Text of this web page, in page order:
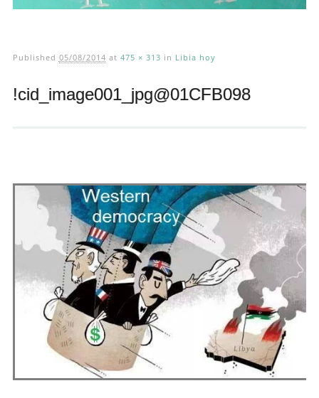
Published 05/08/2014 at 475 × 313 in Libia hoy
!cid_image001_jpg@01CFB098